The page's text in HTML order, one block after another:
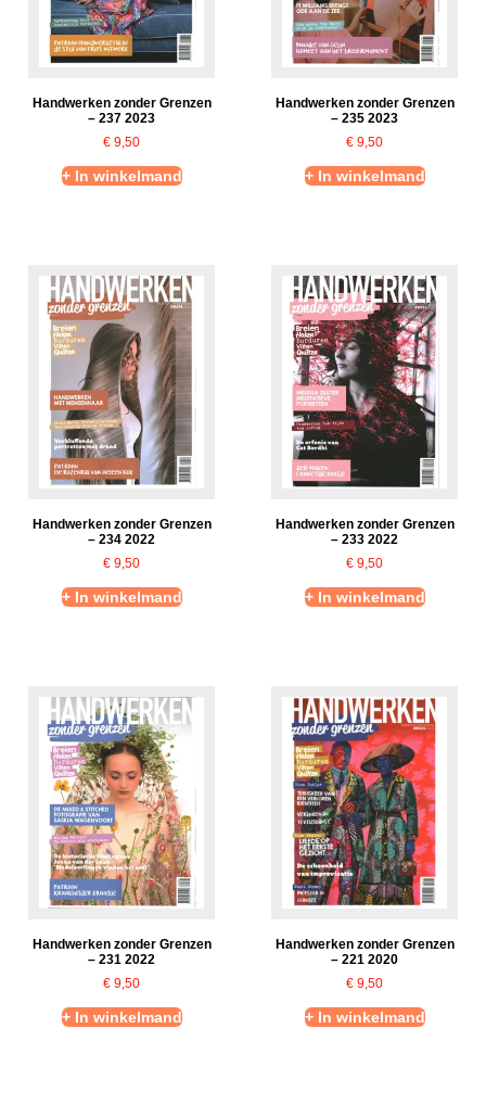
Handwerken zonder Grenzen
– 237 2023
€ 9,50
+ In winkelmand
Handwerken zonder Grenzen
– 235 2023
€ 9,50
+ In winkelmand
Handwerken zonder Grenzen
– 234 2022
€ 9,50
+ In winkelmand
Handwerken zonder Grenzen
– 233 2022
€ 9,50
+ In winkelmand
Handwerken zonder Grenzen
– 231 2022
€ 9,50
+ In winkelmand
Handwerken zonder Grenzen
– 221 2020
€ 9,50
+ In winkelmand